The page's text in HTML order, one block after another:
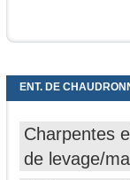
ENT. DE
Charpentes
de levage/